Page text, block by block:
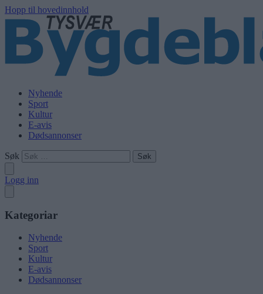
Hopp til hovedinnhold
Nyhende
Sport
Kultur
E-avis
Dødsannonser
Søk
Logg inn
Kategoriar
Nyhende
Sport
Kultur
E-avis
Dødsannonser